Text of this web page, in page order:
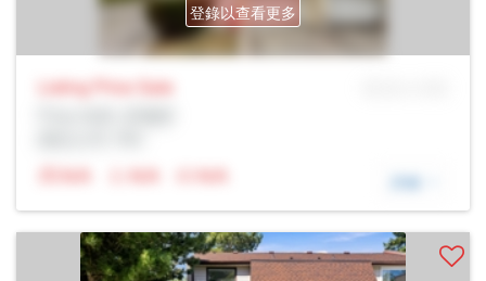
登錄以查看更多
Listing Price Sale
N/A
N/A N/A 詳細